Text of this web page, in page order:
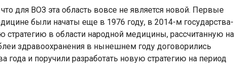
для ВОЗ эта область вовсе не является новой. Первые
были начаты еще в 1976 году, в 2014-м государства-
в области народной медицины, рассчитанную на
здравоохранения в нынешнем году договорились
года и поручили разработать новую стратегию на период